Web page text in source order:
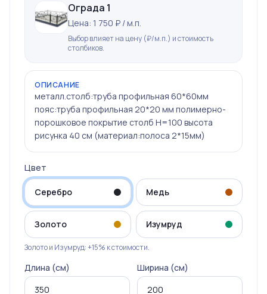
Ограда 1
Цена: 1 750 ₽ / м.п.
Выбор влияет на цену (₽/м.п.) и стоимость
столбиков.
ОПИСАНИЕ
металл.столб:труба профильная 60*60мм
пояс:труба профильная 20*20 мм полимерно-
порошковое покрытие столб Н=100 высота
рисунка 40 см (материал:полоса 2*15мм)
Цвет
Серебро Медь
Золото Изумруд
Золото и Изумруд: +15% к стоимости.
Длина (см) Ширина (см)